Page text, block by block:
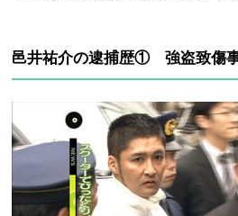
邑井祐介の逮捕歴① 強盗致傷